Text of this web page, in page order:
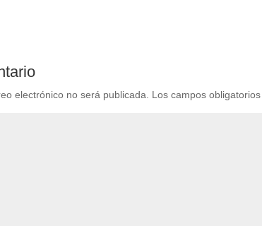
electrónico no será publicada. Los campos